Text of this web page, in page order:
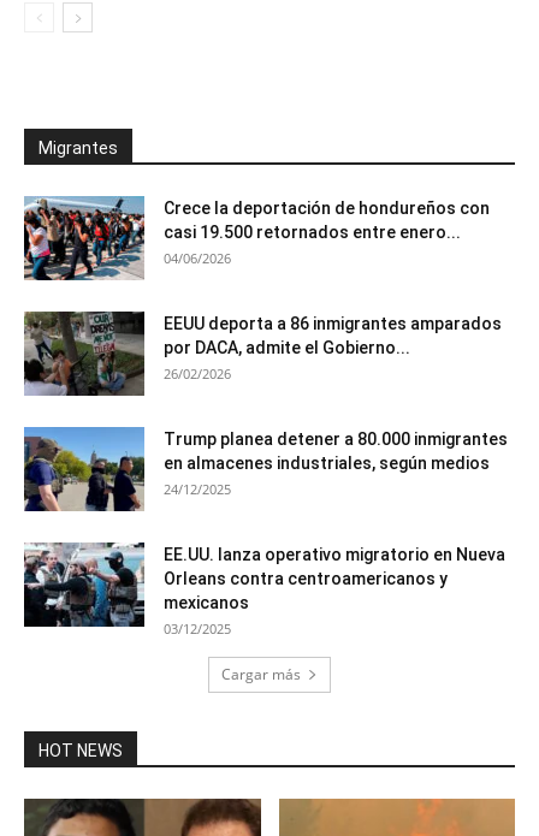
Migrantes
Crece la deportación de hondureños con
casi 19.500 retornados entre enero...
04/06/2026
EEUU deporta a 86 inmigrantes amparados
por DACA, admite el Gobierno...
26/02/2026
Trump planea detener a 80.000 inmigrantes
en almacenes industriales, según medios
24/12/2025
EE.UU. lanza operativo migratorio en Nueva
Orleans contra centroamericanos y
mexicanos
03/12/2025
Cargar más
HOT NEWS